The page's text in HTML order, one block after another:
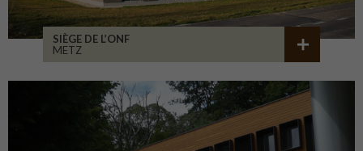
SIÈGE DE L’ONF
METZ